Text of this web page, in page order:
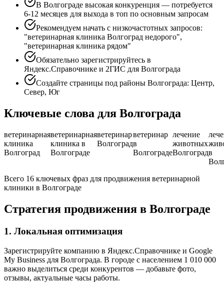
В Волгограде высокая конкуренция — потребуется
6-12 месяцев для выхода в топ по основным запросам
Рекомендуем начать с низкочастотных запросов:
"ветеринарная клиника Волгоград недорого",
"ветеринарная клиника рядом"
Обязательно зарегистрируйтесь в
Яндекс.Справочнике и 2ГИС для Волгограда
Создайте страницы под районы Волгограда: Центр,
Север, Юг
Ключевые слова для Волгограда
ветеринарная
клиника
Волгоград
ветеринарная
клиника в
Волгограде
ветеринар
Волгоград
ветеринар
в
Волгограде
лечение
животных
Волгоградв
Всего 16 ключевых фраз для продвижения ветеринарной
клиники в Волгограде
Стратегия продвижения в Волгограде
1. Локальная оптимизация
Зарегистрируйте компанию в Яндекс.Справочнике и Google
My Business для Волгограда. В городе с населением 1 010 000
важно выделиться среди конкурентов — добавьте фото,
отзывы, актуальные часы работы.